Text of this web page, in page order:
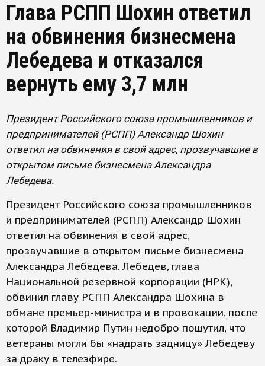
Глава РСПП Шохин ответил
на обвинения бизнесмена
Лебедева и отказался
вернуть ему 3,7 млн
Президент Российского союза промышленников и
предпринимателей (РСПП) Александр Шохин
ответил на обвинения в свой адрес, прозвучавшие в
открытом письме бизнесмена Александра
Лебедева.
Президент Российского союза промышленников
и предпринимателей (РСПП) Александр Шохин
ответил на обвинения в свой адрес,
прозвучавшие в открытом письме бизнесмена
Александра Лебедева. Лебедев, глава
Национальной резервной корпорации (НРК),
обвинил главу РСПП Александра Шохина в
обмане премьер-министра и в провокации, после
которой Владимир Путин недобро пошутил, что
ветераны могли бы «надрать задницу» Лебедеву
за драку в телеэфире.